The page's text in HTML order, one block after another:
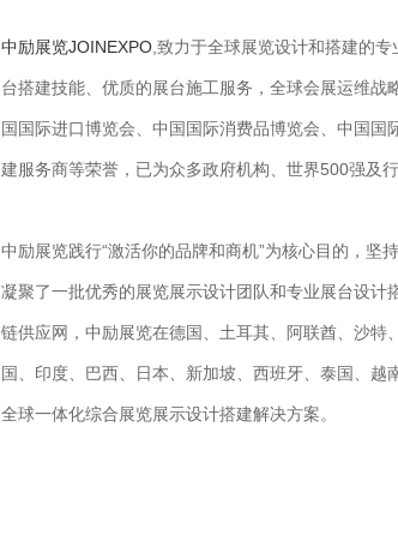
中励展览JOINEXPO ,致力于全球展览设计和搭建的
台搭建技能、优质的展台施工服务，全球会展运维
国国际进口博览会、中国国际消费品博览会、中国
建服务商等荣誉，已为众多政府机构、世界500强及
中励展览践行“激活你的品牌和商机”为核心目的，
凝聚了一批优秀的展览展示设计团队和专业展台设
链供应网，中励展览在德国、土耳其、阿联酋、沙
国、印度、巴西、日本、新加坡、西班牙、泰国、
全球一体化综合展览展示设计搭建解决方案。